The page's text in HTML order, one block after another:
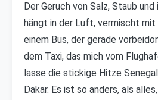
Der Geruch von Salz, Staub
hängt in der Luft, vermischt mit
einem Bus, der gerade
dem Taxi, das mich vom
lasse die stickige Hitze
Dakar. Es ist so anders, als